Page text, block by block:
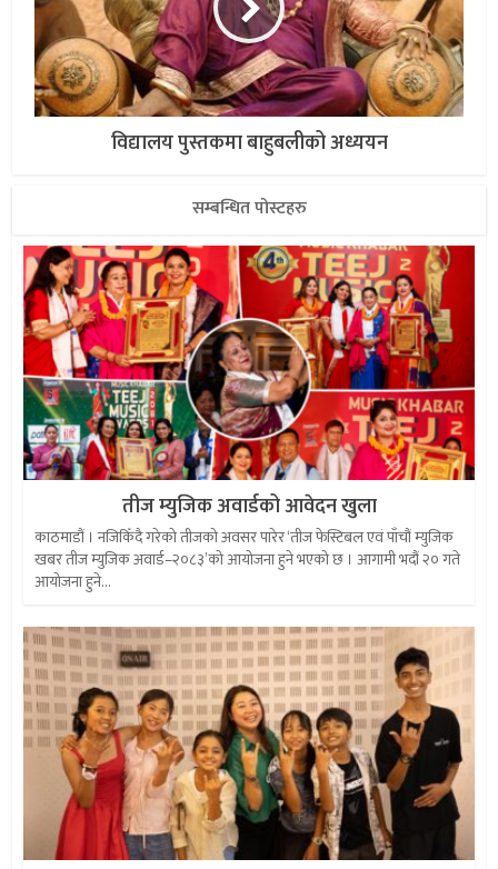
विद्यालय पुस्तकमा बाहुबलीको अध्ययन
सम्बन्धित पोस्टहरु
तीज म्युजिक अवार्डको आवेदन खुला
काठमाडौं । नजिकिँदै गरेको तीजको अवसर पारेर ‘तीज फेस्टिबल एवं पाँचौं म्युजिक
खबर तीज म्युजिक अवार्ड–२०८३’को आयोजना हुने भएको छ । आगामी भदौं २० गते
आयोजना हुने...